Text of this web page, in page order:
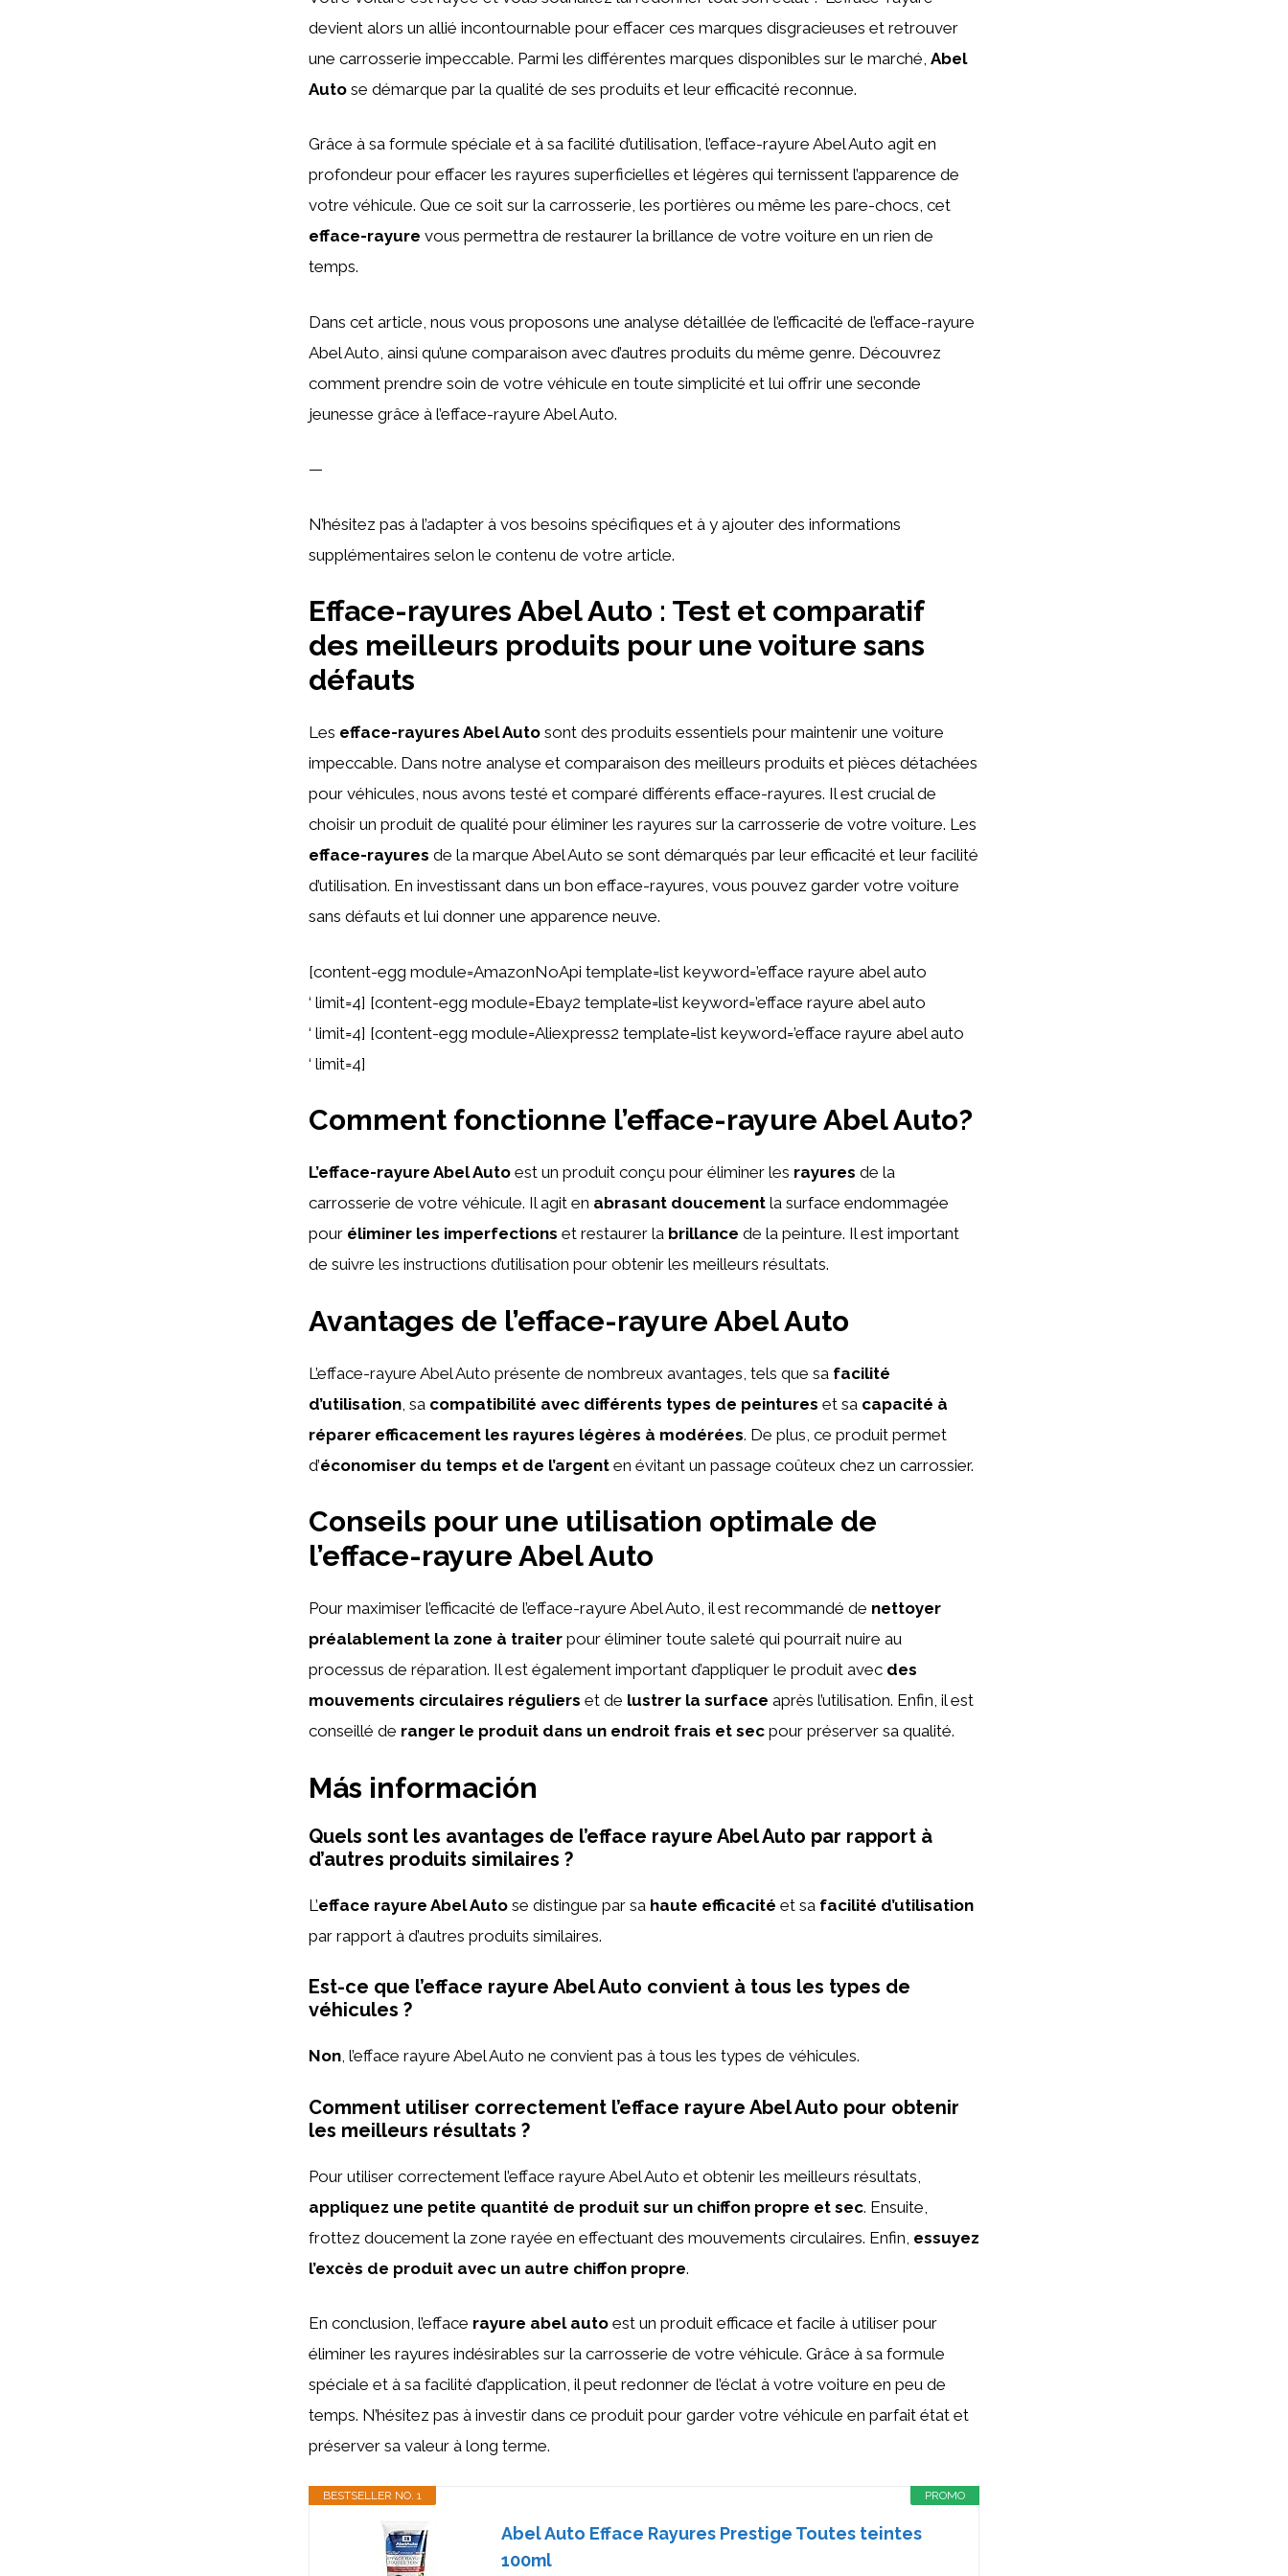
devient alors un allié incontournable pour effacer ces marques disgracieuses et retrouver
une carrosserie impeccable. Parmi les différentes marques disponibles sur le marché, Abel
Auto se démarque par la qualité de ses produits et leur efficacité reconnue.
Grâce à sa formule spéciale et à sa facilité d’utilisation, l’efface-rayure Abel Auto agit en
profondeur pour effacer les rayures superficielles et légères qui ternissent l’apparence de
votre véhicule. Que ce soit sur la carrosserie, les portières ou même les pare-chocs, cet
efface-rayure vous permettra de restaurer la brillance de votre voiture en un rien de
temps.
Dans cet article, nous vous proposons une analyse détaillée de l’efficacité de l’efface-rayure
Abel Auto, ainsi qu’une comparaison avec d’autres produits du même genre. Découvrez
comment prendre soin de votre véhicule en toute simplicité et lui offrir une seconde
jeunesse grâce à l’efface-rayure Abel Auto.
—
N’hésitez pas à l’adapter à vos besoins spécifiques et à y ajouter des informations
supplémentaires selon le contenu de votre article.
Efface-rayures Abel Auto : Test et comparatif
des meilleurs produits pour une voiture sans
défauts
Les efface-rayures Abel Auto sont des produits essentiels pour maintenir une voiture
impeccable. Dans notre analyse et comparaison des meilleurs produits et pièces détachées
pour véhicules, nous avons testé et comparé différents efface-rayures. Il est crucial de
choisir un produit de qualité pour éliminer les rayures sur la carrosserie de votre voiture. Les
efface-rayures de la marque Abel Auto se sont démarqués par leur efficacité et leur facilité
d’utilisation. En investissant dans un bon efface-rayures, vous pouvez garder votre voiture
sans défauts et lui donner une apparence neuve.
[content-egg module=AmazonNoApi template=list keyword=’efface rayure abel auto
‘ limit=4] [content-egg module=Ebay2 template=list keyword=’efface rayure abel auto
‘ limit=4] [content-egg module=Aliexpress2 template=list keyword=’efface rayure abel auto
‘ limit=4]
Comment fonctionne l’efface-rayure Abel Auto?
L’efface-rayure Abel Auto est un produit conçu pour éliminer les rayures de la
carrosserie de votre véhicule. Il agit en abrasant doucement la surface endommagée
pour éliminer les imperfections et restaurer la brillance de la peinture. Il est important
de suivre les instructions d’utilisation pour obtenir les meilleurs résultats.
Avantages de l’efface-rayure Abel Auto
L’efface-rayure Abel Auto présente de nombreux avantages, tels que sa facilité
d’utilisation , sa compatibilité avec différents types de peintures et sa capacité à
réparer efficacement les rayures légères à modérées. De plus, ce produit permet
d’économiser du temps et de l’argent en évitant un passage coûteux chez un carrossier.
Conseils pour une utilisation optimale de
l’efface-rayure Abel Auto
Pour maximiser l’efficacité de l’efface-rayure Abel Auto, il est recommandé de nettoyer
préalablement la zone à traiter pour éliminer toute saleté qui pourrait nuire au
processus de réparation. Il est également important d’appliquer le produit avec des
mouvements circulaires réguliers et de lustrer la surface après l’utilisation. Enfin, il est
conseillé de ranger le produit dans un endroit frais et sec pour préserver sa qualité.
Más información
Quels sont les avantages de l’efface rayure Abel Auto par rapport à
d’autres produits similaires ?
L’efface rayure Abel Auto se distingue par sa haute efficacité et sa facilité d’utilisation
par rapport à d’autres produits similaires.
Est-ce que l’efface rayure Abel Auto convient à tous les types de
véhicules ?
Non, l’efface rayure Abel Auto ne convient pas à tous les types de véhicules.
Comment utiliser correctement l’efface rayure Abel Auto pour obtenir
les meilleurs résultats ?
Pour utiliser correctement l’efface rayure Abel Auto et obtenir les meilleurs résultats,
appliquez une petite quantité de produit sur un chiffon propre et sec. Ensuite,
frottez doucement la zone rayée en effectuant des mouvements circulaires. Enfin, essuyez
l’excès de produit avec un autre chiffon propre.
En conclusion, l’efface rayure abel auto est un produit efficace et facile à utiliser pour
éliminer les rayures indésirables sur la carrosserie de votre véhicule. Grâce à sa formule
spéciale et à sa facilité d’application, il peut redonner de l’éclat à votre voiture en peu de
temps. N’hésitez pas à investir dans ce produit pour garder votre véhicule en parfait état et
préserver sa valeur à long terme.
PROMO
BESTSELLER NO. 1
Abel Auto Efface Rayures Prestige Toutes teintes
100ml